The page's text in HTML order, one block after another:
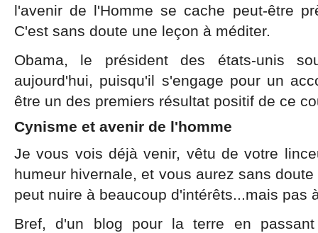
l'avenir de l'Homme se cache peut-être
C'est sans doute une leçon à méditer.
Obama, le président des états-unis
aujourd'hui, puisqu'il s'engage pour un
être un des premiers résultat positif de ce
Cynisme et avenir de l'homme
Je vous vois déjà venir, vêtu de votre
humeur hivernale, et vous aurez sans
peut nuire à beaucoup d'intérêts...mais pas
Bref, d'un blog pour la terre en